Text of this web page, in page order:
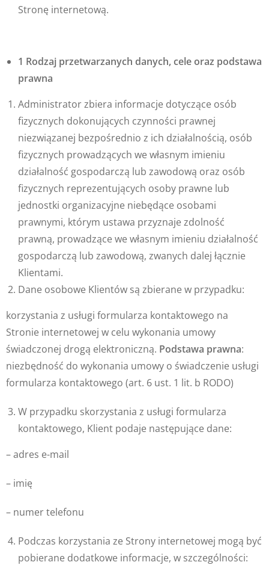
Stronę internetową.
1 Rodzaj przetwarzanych danych, cele oraz podstawa
prawna
Administrator zbiera informacje dotyczące osób
fizycznych dokonujących czynności prawnej
niezwiązanej bezpośrednio z ich działalnością, osób
fizycznych prowadzących we własnym imieniu
działalność gospodarczą lub zawodową oraz osób
fizycznych reprezentujących osoby prawne lub
jednostki organizacyjne niebędące osobami
prawnymi, którym ustawa przyznaje zdolność
prawną, prowadzące we własnym imieniu działalność
gospodarczą lub zawodową, zwanych dalej łącznie
Klientami.
Dane osobowe Klientów są zbierane w przypadku:
korzystania z usługi formularza kontaktowego na
Stronie internetowej w celu wykonania umowy
świadczonej drogą elektroniczną. Podstawa prawna:
niezbędność do wykonania umowy o świadczenie usługi
formularza kontaktowego (art. 6 ust. 1 lit. b RODO)
W przypadku skorzystania z usługi formularza
kontaktowego, Klient podaje następujące dane:
– adres e-mail
– imię
– numer telefonu
Podczas korzystania ze Strony internetowej mogą być
pobierane dodatkowe informacje, w szczególności: